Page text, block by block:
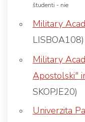
študenti - nie
Military
LISBOA108)
Military
Apostolski"
SKOPJE20)
Univerzita